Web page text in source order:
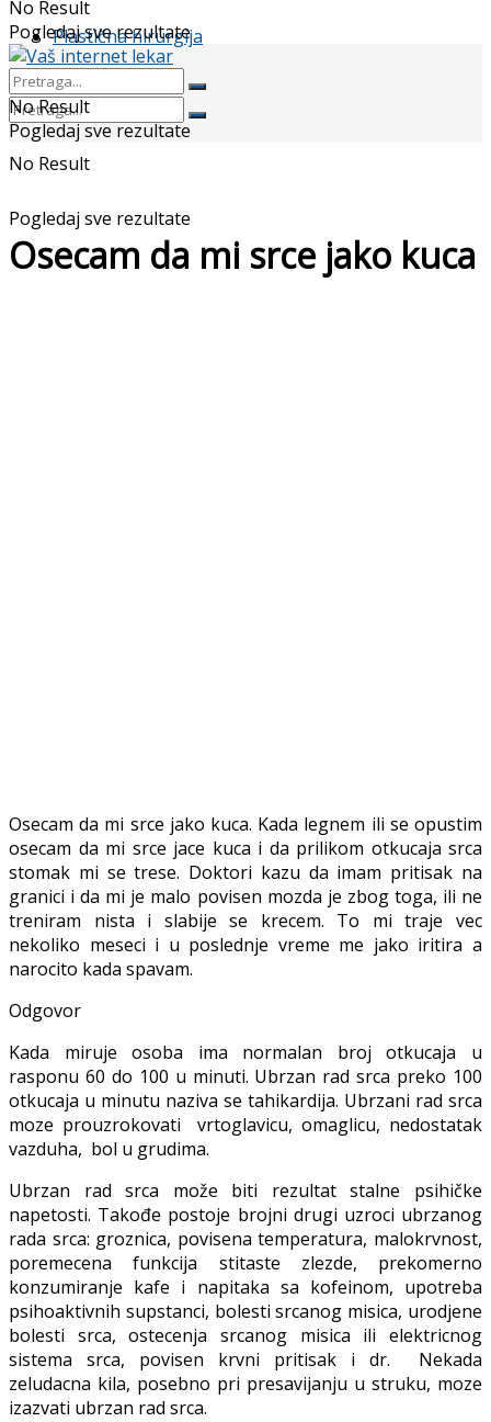
Plastična hirurgija
No Result
Pogledaj sve rezultate
No Result
Pogledaj sve rezultate
No Result
Pogledaj sve rezultate
Osecam da mi srce jako kuca
Osecam da mi srce jako kuca. Kada legnem ili se opustim
osecam da mi srce jace kuca i da prilikom otkucaja srca
stomak mi se trese. Doktori kazu da imam pritisak na
granici i da mi je malo povisen mozda je zbog toga, ili ne
treniram nista i slabije se krecem. To mi traje vec
nekoliko meseci i u poslednje vreme me jako iritira a
narocito kada spavam.
Odgovor
Kada miruje osoba ima normalan broj otkucaja u
rasponu 60 do 100 u minuti. Ubrzan rad srca preko 100
otkucaja u minutu naziva se tahikardija. Ubrzani rad srca
moze prouzrokovati vrtoglavicu, omaglicu, nedostatak
vazduha, bol u grudima.
Ubrzan rad srca može biti rezultat stalne psihičke
napetosti. Takođe postoje brojni drugi uzroci ubrzanog
rada srca: groznica, povisena temperatura, malokrvnost,
poremecena funkcija stitaste zlezde, prekomerno
konzumiranje kafe i napitaka sa kofeinom, upotreba
psihoaktivnih supstanci, bolesti srcanog misica, urodjene
bolesti srca, ostecenja srcanog misica ili elektricnog
sistema srca, povisen krvni pritisak i dr. Nekada
zeludacna kila, posebno pri presavijanju u struku, moze
izazvati ubrzan rad srca.